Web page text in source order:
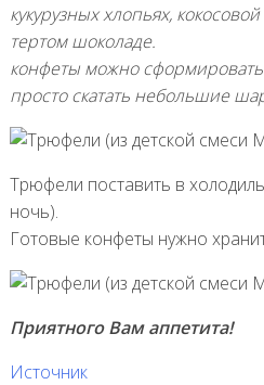
кукурузных хлопьях,
тертом шоколаде.
конфеты можно
просто скатать небольшие
Трюфели поставить в
ночь).
Готовые конфеты нужно
Приятного Вам аппетита!
Источник